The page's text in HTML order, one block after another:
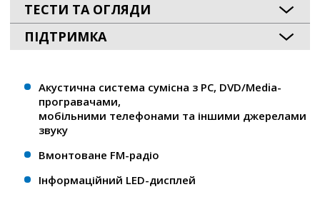
ТЕСТИ ТА ОГЛЯДИ
ПІДТРИМКА
Акустична система сумісна з PC, DVD/Media-
програвачами,
мобільними телефонами та іншими джерелами
звуку
Вмонтоване FM-радіо
Інформаційний LED-дисплей